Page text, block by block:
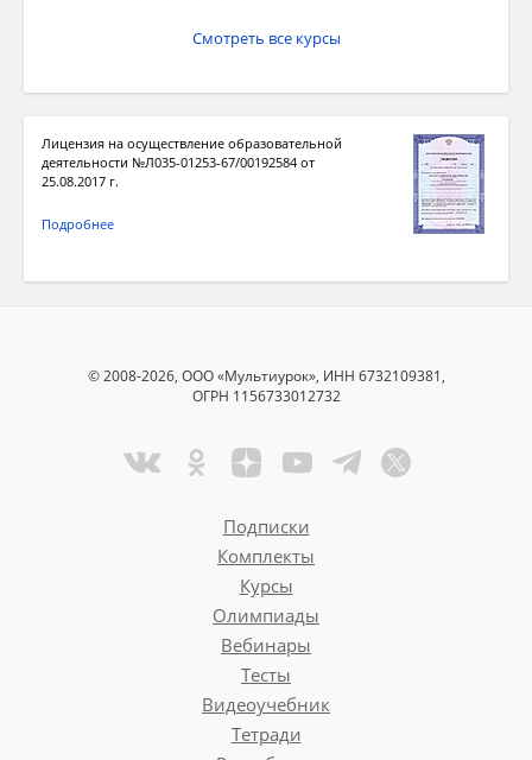
Смотреть все курсы
Лицензия на осуществление образовательной
деятельности №Л035-01253-67/00192584 от
25.08.2017 г.
Подробнее
© 2008-2026, ООО «Мультиурок», ИНН 6732109381,
ОГРН 1156733012732
Подписки
Комплекты
Курсы
Олимпиады
Вебинары
Тесты
Видеоучебник
Тетради